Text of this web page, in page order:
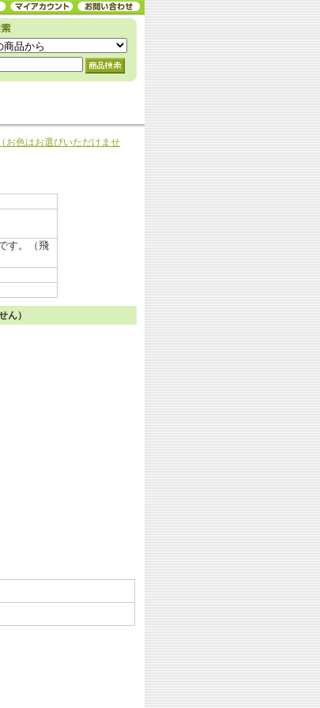
色はお選びいただけませ
す。（飛
ん）